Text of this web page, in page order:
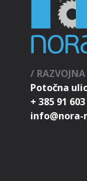
/
Potočna
+ 385 91